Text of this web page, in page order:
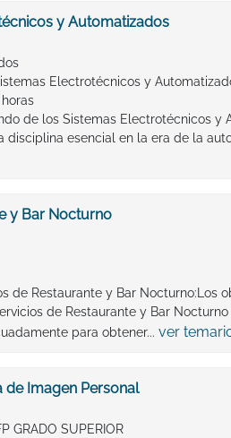
y Automatizados
Electrotécnicos y
de los Sistemas Electrotécnicos y
disciplina esencial en la era de la
y Bar Nocturno
de Restaurante y Bar Nocturno:Los
de Restaurante y Bar Nocturno
para obtener... ver
de Imagen Personal
GRADO SUPERIOR